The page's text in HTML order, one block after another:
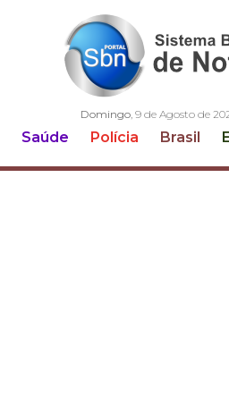
Domingo, 9 de Agosto de
Saúde Polícia Brasil